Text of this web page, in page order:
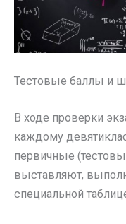
Тестовые баллы и
В ходе проверки
каждому
первичные
выставляют,
специальной